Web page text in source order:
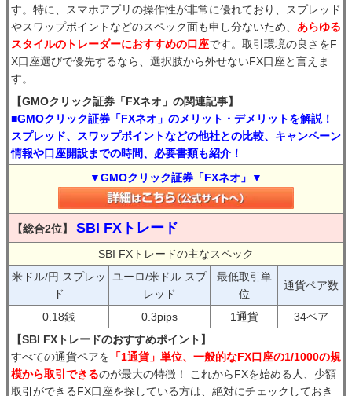
す。特に、スマホアプリの操作性が非常に優れており、スプレッド
やスワップポイントなどのスペック面も申し分ないため、 あらゆる
スタイルのトレーダーにおすすめの口座です。取引環境の良さをF
X口座選びで優先するなら、選択肢から外せないFX口座と言えま
す。
【GMOクリック証券「FXネオ」の関連記事】
■GMOクリック証券「FXネオ」のメリット・デメリットを解説！
スプレッド、スワップポイントなどの他社との比較、キャンペーン
情報や口座開設までの時間、必要書類も紹介！
▼GMOクリック証券「FXネオ」▼
【総合2位】 SBI FXトレード
SBI FXトレードの主なスペック
米ドル/円 スプレッ
ド
ユーロ/米ドル スプ
レッド
最低取引単
位
通貨ペア数
0.18銭 0.3pips 1通貨
34ペア
【SBI FXトレードのおすすめポイント】
すべての通貨ペアを 「1通貨」単位、一般的なFX口座の1/1000の規
模から取引できるのが最大の特徴！ これからFXを始める人、少額
取引ができるFX口座を探している方は、絶対にチェックしておき